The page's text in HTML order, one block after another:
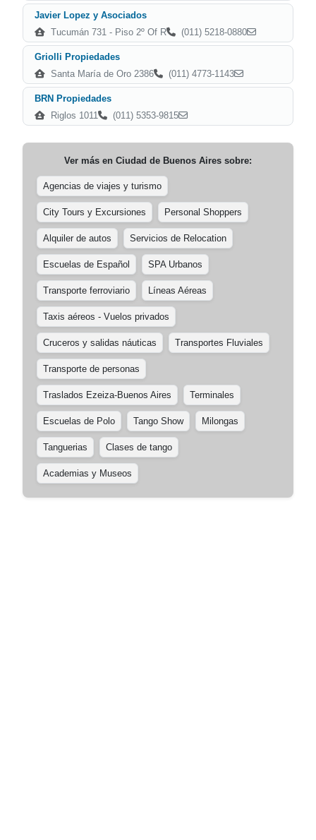
Javier Lopez y Asociados
Tucumán 731 - Piso 2º Of R
(011) 5218-0880
Griolli Propiedades
Santa María de Oro 2386
(011) 4773-1143
BRN Propiedades
Riglos 1011
(011) 5353-9815
Ver más en Ciudad de Buenos Aires sobre:
Agencias de viajes y turismo
City Tours y Excursiones Personal Shoppers
Alquiler de autos Servicios de Relocation
Escuelas de Español SPA Urbanos
Transporte ferroviario Líneas Aéreas
Taxis aéreos - Vuelos privados
Cruceros y salidas náuticas Transportes Fluviales
Transporte de personas
Traslados Ezeiza-Buenos Aires Terminales
Escuelas de Polo Tango Show Milongas
Tanguerias Clases de tango
Academias y Museos